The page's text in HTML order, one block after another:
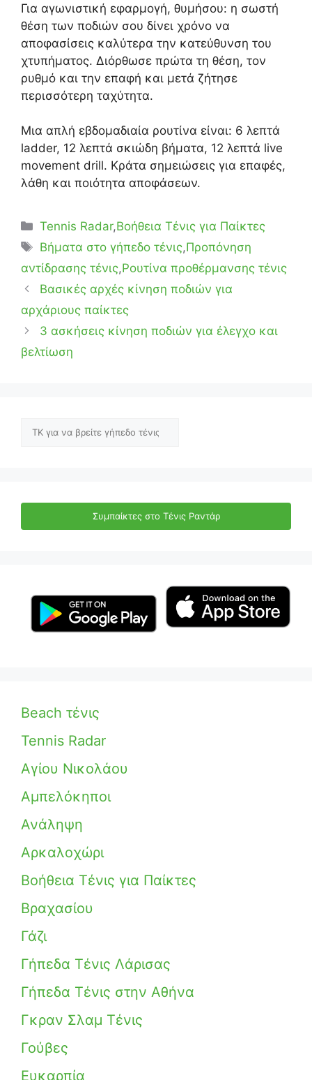
Για αγωνιστική εφαρμογή, θυμήσου: η σωστή
θέση των ποδιών σου δίνει χρόνο να
αποφασίσεις καλύτερα την κατεύθυνση του
χτυπήματος. Διόρθωσε πρώτα τη θέση, τον
ρυθμό και την επαφή και μετά ζήτησε
περισσότερη ταχύτητα.
Μια απλή εβδομαδιαία ρουτίνα είναι: 6 λεπτά
ladder, 12 λεπτά σκιώδη βήματα, 12 λεπτά live
movement drill. Κράτα σημειώσεις για επαφές,
λάθη και ποιότητα αποφάσεων.
Κατηγορίες
Tennis Radar,Βοήθεια Τένις για Παίκτες
Ετικέτες
Βήματα στο γήπεδο τένις,Προπόνηση
αντίδρασης τένις,Ρουτίνα προθέρμανσης τένις
Βασικές αρχές κίνηση ποδιών για
αρχάριους παίκτες
3 ασκήσεις κίνηση ποδιών για έλεγχο και
βελτίωση
Αναζήτηση
Συμπαίκτες στο Τένις Ραντάρ
Beach τένις
Tennis Radar
Αγίου Νικολάου
Αμπελόκηποι
Ανάληψη
Αρκαλοχώρι
Βοήθεια Τένις για Παίκτες
Βραχασίου
Γάζι
Γήπεδα Τένις Λάρισας
Γήπεδα Τένις στην Αθήνα
Γκραν Σλαμ Τένις
Γούβες
Ευκαρπία